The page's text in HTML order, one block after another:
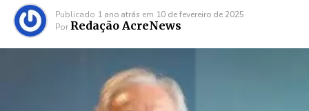
Publicado 1 ano atrás em 10 de fevereiro de 2025
Por Redação AcreNews